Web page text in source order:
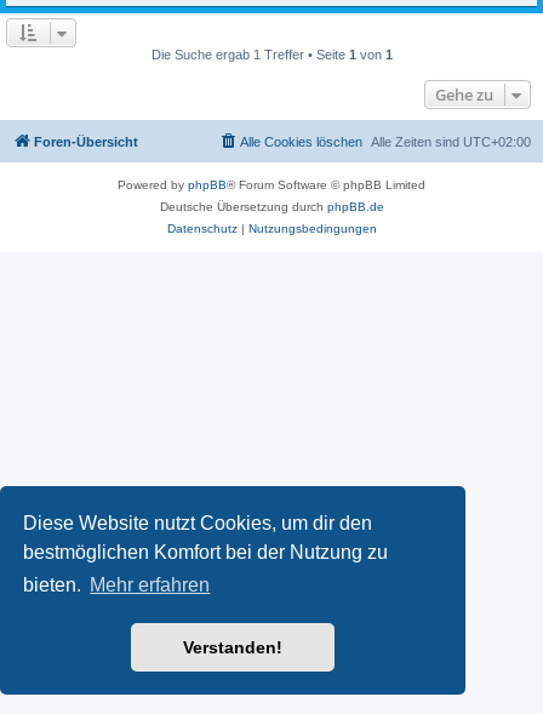
Diese Website nutzt Cookies, um dir den
bestmöglichen Komfort bei der Nutzung zu
bieten. Mehr erfahren
Verstanden!
Die Suche ergab 1 Treffer • Seite 1 von 1
Gehe zu
Foren-Übersicht Alle Zeiten sind UTC+02:00
Alle Cookies löschen
Powered by phpBB® Forum Software © phpBB Limited
Deutsche Übersetzung durch phpBB.de
Datenschutz| Nutzungsbedingungen